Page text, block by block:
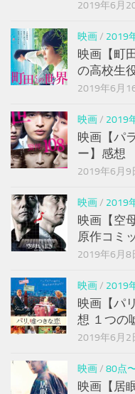
2019年6月
映画/ 2019
映画【町
の高校生
2019年6月
映画/ 2019
映画【パ
ー】感想
2019年6月9
映画/ 2019
映画【空
原作コミ
2019年6月8
映画/ 2019
映画【パ
想 １つの
2019年6月2
映画/ 80点
映画【居